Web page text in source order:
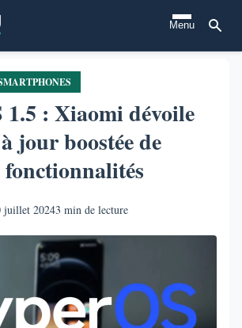
Menu
: Xiaomi dévoile
jour boostée de
fonctionnalités
juillet 20243 min de lecture